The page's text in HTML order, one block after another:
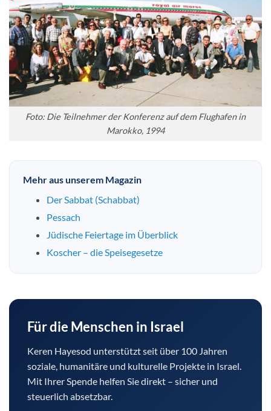
Foto: Die Teilnehmer der Konferenz auf dem Flughafen in
Marokko, 1994
Mehr aus unserem Magazin
Der Sabbat (Schabbat)
Pessach
Jüdische Feiertage im Überblick
Koscher – die Speisegesetze
Für die Menschen in Israel
Keren Hayesod unterstützt seit über 100 Jahren
soziale, humanitäre und kulturelle Projekte in Israel.
Mit Ihrer Spende helfen Sie direkt – sicher und
steuerlich absetzbar.